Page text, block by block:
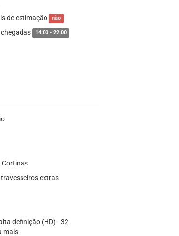
de estimação não
14:00 - 22:00
Cortinas
extras
definição (HD) - 32
mais